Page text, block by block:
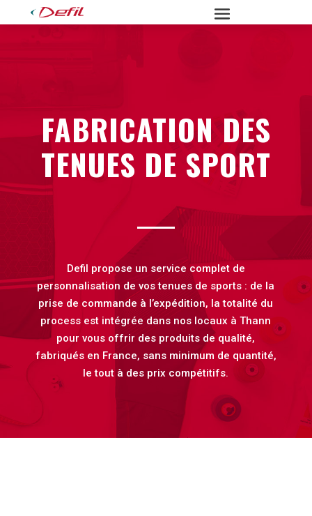
FABRICATION DES
TENUES DE SPORT
Defil propose un service complet de
personnalisation de vos tenues de sports : de la
prise de commande à l’expédition, la totalité du
process est intégrée dans nos locaux à Thann
pour vous offrir des produits de qualité,
fabriqués en France, sans minimum de quantité,
le tout à des prix compétitifs.